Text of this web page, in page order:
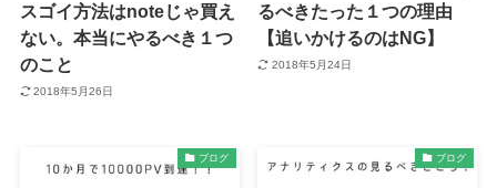
スゴイ方法はnoteじゃ買え
ない。本当にやるべき１つ
のこと
2018年5月26日
るべきたった１つの理由
【追いかけるのはNG】
2018年5月24日
ブログ ブログ